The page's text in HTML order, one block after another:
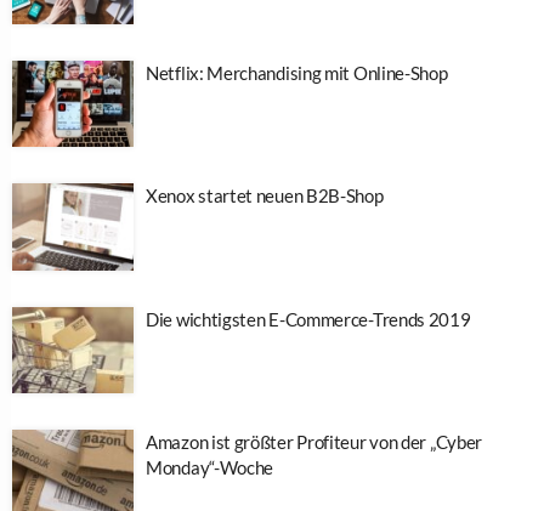
Netflix: Merchandising mit Online-Shop
Xenox startet neuen B2B-Shop
Die wichtigsten E-Commerce-Trends 2019
Amazon ist größter Profiteur von der „Cyber
Monday“-Woche